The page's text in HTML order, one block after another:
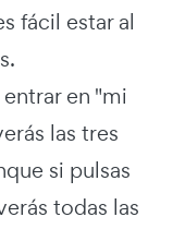
fácil estar al
en "mi
las tres
si pulsas
todas las